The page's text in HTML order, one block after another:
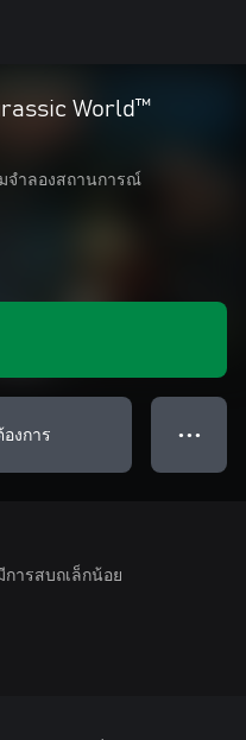
World™️
มจำลองสถานการณ์
งการ ● ● ●
ารสบถเล็กน้อย